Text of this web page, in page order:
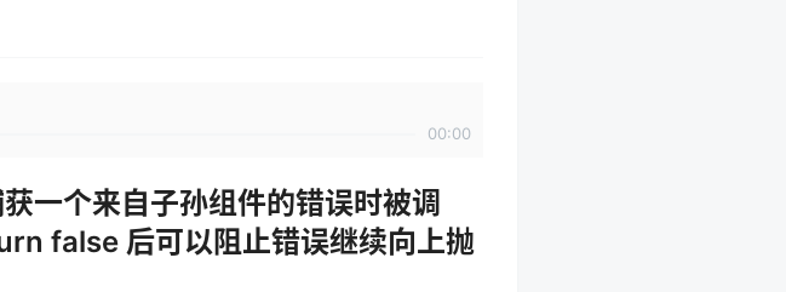
00:00
一个来自子孙组件的错误时被调
false 后可以阻止错误继续向上抛